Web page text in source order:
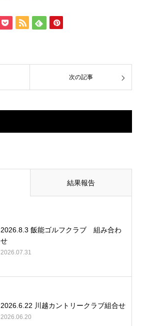
次の記事
結果報告
2026.8.3 飯能ゴルフクラブ 組み合わ
せ
2026.07.31
2026.6.22 川越カントリークラブ組合せ
2026.06.20